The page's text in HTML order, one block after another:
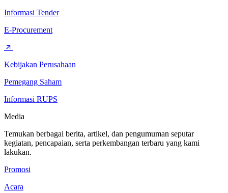
Informasi Tender
E-Procurement
Kebijakan Perusahaan
Pemegang Saham
Informasi RUPS
Media
Temukan berbagai berita, artikel, dan pengumuman seputar
kegiatan, pencapaian, serta perkembangan terbaru yang kami
lakukan.
Promosi
Acara